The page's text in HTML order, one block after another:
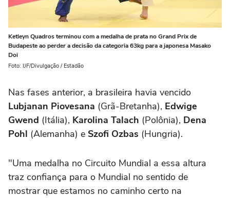
Ketleyn Quadros terminou com a medalha de prata no Grand Prix de
Budapeste ao perder a decisão da categoria 63kg para a japonesa Masako
Doi
Foto: IJF/Divulgação / Estadão
Nas fases anterior, a brasileira havia vencido
Lubjanan Piovesana (Grã-Bretanha), Edwige
Gwend (Itália), Karolina Talach (Polônia), Dena
Pohl (Alemanha) e Szofi Ozbas (Hungria).
"Uma medalha no Circuito Mundial a essa altura
traz confiança para o Mundial no sentido de
mostrar que estamos no caminho certo na